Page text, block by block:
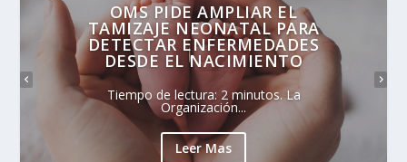
OMS PIDE AMPLIAR EL
TAMIZAJE NEONATAL PARA
DETECTAR ENFERMEDADES
DESDE EL NACIMIENTO
Tiempo de lectura: 2 minutos. La
Organización...
Leer Mas